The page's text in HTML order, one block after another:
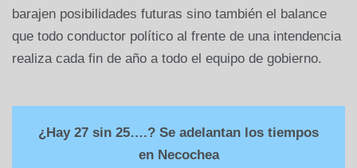
barajen posibilidades futuras sino también el balance
que todo conductor político al frente de una intendencia
realiza cada fin de año a todo el equipo de gobierno.
¿Hay 27 sin 25….? Se adelantan los tiempos
en Necochea